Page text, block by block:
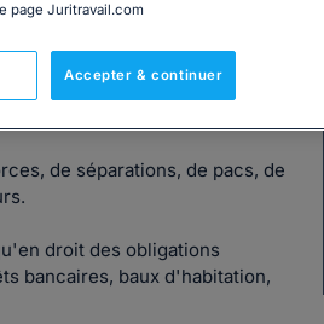
et vous reçoit au 7 Avenue
de séparations, de pacs, de
droit des obligations
bancaires, baux d'habitation,
page Juritravail.com
Accepter & continuer